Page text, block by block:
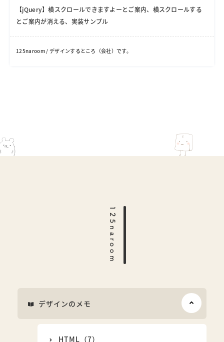
【jQuery】横スクロールできますよーとご案内、横スクロールする
とご案内が消える、実装サンプル
125naroom / デザインするところ（会社）です。
125naroom
デザインのメモ
HTML（7）